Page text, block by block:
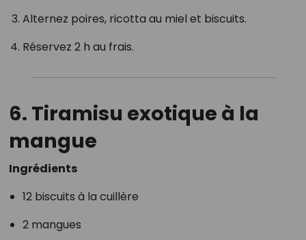
Alternez poires, ricotta au miel et biscuits.
Réservez 2 h au frais.
6. Tiramisu exotique à la
mangue
Ingrédients
12 biscuits à la cuillère
2 mangues